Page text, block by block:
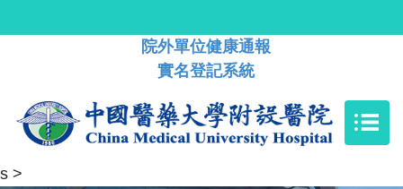
院外單位健康通報
實名登記系統
s >